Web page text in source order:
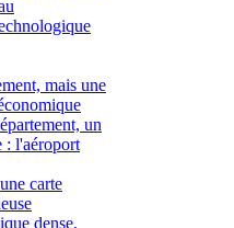
mais une
un
: l'aéroport
carte
dense,